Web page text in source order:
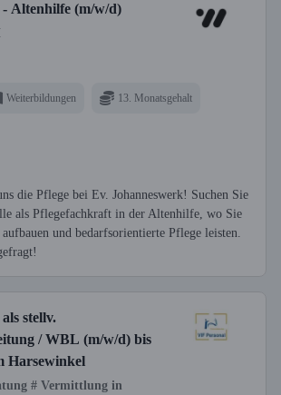
Altenhilfe (m/w/d)
Weiterbildungen 13. Monatsgehalt
die Pflege bei Ev. Johanneswerk! Suchen Sie
als Pflegefachkraft in der Altenhilfe, wo Sie
und bedarfsorientierte Pflege leisten.
stellv.
/ WBL (m/w/d) bis
Harsewinkel
# Vermittlung in